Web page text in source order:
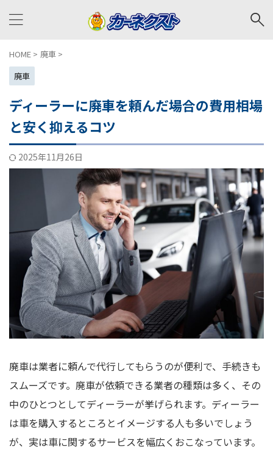
HOME > 廃車 >
廃車
ディーラーに廃車を頼んだ場合の費用相場
と安く抑えるコツ
2025年11月26日
廃車は業者に頼んで代行してもらうのが便利で、手続きも
スムーズです。廃車が依頼できる業者の種類は多く、その
中のひとつとしてディーラーが挙げられます。ディーラー
は車を購入するところとイメージする人も多いでしょう
が、実は車に関するサービスを幅広くおこなっています。